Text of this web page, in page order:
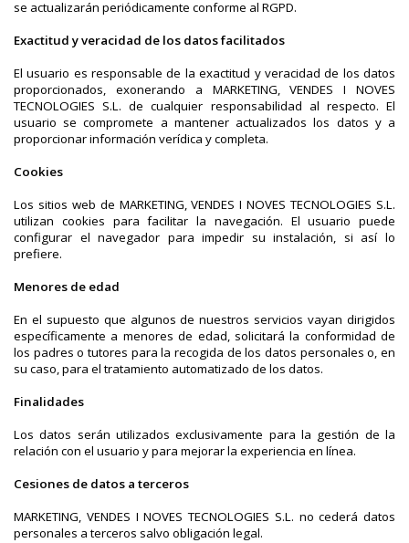
se actualizarán periódicamente conforme al RGPD.
Exactitud y veracidad de los datos facilitados
El usuario es responsable de la exactitud y veracidad de los datos
proporcionados, exonerando a MARKETING, VENDES I NOVES
TECNOLOGIES S.L. de cualquier responsabilidad al respecto. El
usuario se compromete a mantener actualizados los datos y a
proporcionar información verídica y completa.
Cookies
Los sitios web de MARKETING, VENDES I NOVES TECNOLOGIES S.L.
utilizan cookies para facilitar la navegación. El usuario puede
configurar el navegador para impedir su instalación, si así lo
prefiere.
Menores de edad
En el supuesto que algunos de nuestros servicios vayan dirigidos
específicamente a menores de edad, solicitará la conformidad de
los padres o tutores para la recogida de los datos personales o, en
su caso, para el tratamiento automatizado de los datos.
Finalidades
Los datos serán utilizados exclusivamente para la gestión de la
relación con el usuario y para mejorar la experiencia en línea.
Cesiones de datos a terceros
MARKETING, VENDES I NOVES TECNOLOGIES S.L. no cederá datos
personales a terceros salvo obligación legal.